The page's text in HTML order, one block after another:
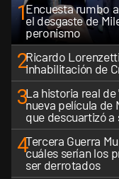
1Encuesta rumbo
el desgaste de
peronismo
2Ricardo
inhabilitación de
3La historia real
nueva película de
que descuartizó a
4Tercera Guerra
cuáles serían los
ser derrotados